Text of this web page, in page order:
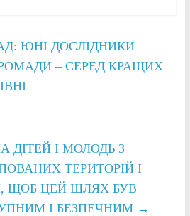
ЮНІ ДОСЛІДНИКИ
– СЕРЕД КРАЩИХ
ДІТЕЙ І МОЛОДЬ З
ТЕРИТОРІЙ І
ЩОБ ЦЕЙ ШЛЯХ БУВ
І БЕЗПЕЧНИМ →